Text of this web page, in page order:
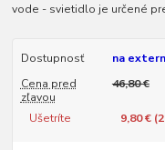
vode - svietidlo je určené
Dostupnosť
na
Cena pred
zľavou
46,80 €
Ušetríte 9,80 € (